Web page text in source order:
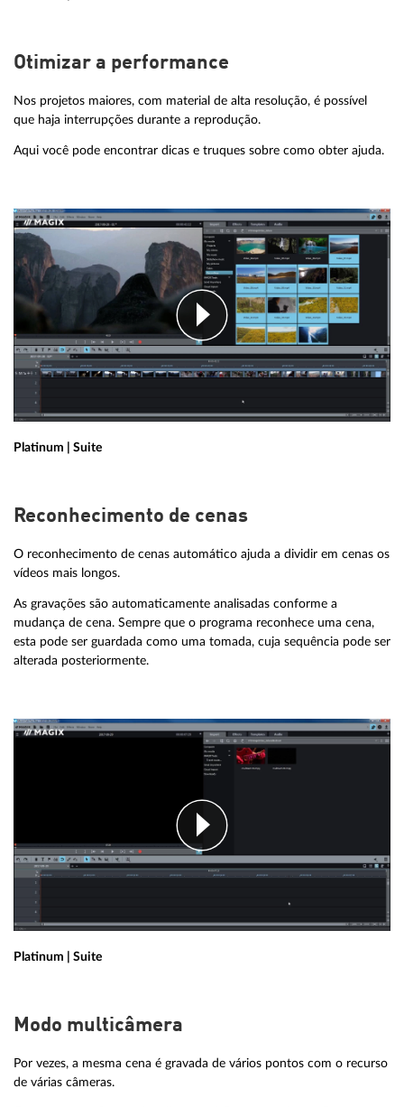
seguinte página.
Otimizar a performance
Nos projetos maiores, com material de alta resolução, é possível
que haja interrupções durante a reprodução.
Aqui você pode encontrar dicas e truques sobre como obter ajuda.
Platinum | Suite
Reconhecimento de cenas
O reconhecimento de cenas automático ajuda a dividir em cenas os
vídeos mais longos.
As gravações são automaticamente analisadas conforme a
mudança de cena. Sempre que o programa reconhece uma cena,
esta pode ser guardada como uma tomada, cuja sequência pode ser
alterada posteriormente.
Platinum | Suite
Modo multicâmera
Por vezes, a mesma cena é gravada de vários pontos com o recurso
de várias câmeras.